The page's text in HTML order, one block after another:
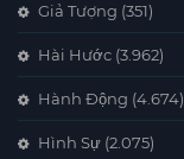
Giả Tượng (351)
Hài Hước (3.962)
Hành Động (4.674)
Hình Sự (2.075)